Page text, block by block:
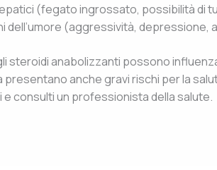
(fegato ingrossato, possibilità di
dell’umore (aggressività, depressione,
steroidi anabolizzanti possono
anche gravi rischi per la
consulti un professionista della salute.